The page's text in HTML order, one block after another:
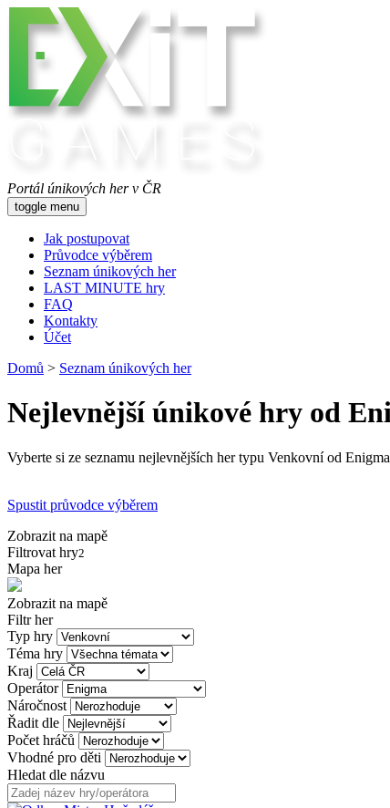
Portál únikových her v ČR
toggle menu
Jak postupovat
Průvodce výběrem
Seznam únikových her
LAST MINUTE hry
FAQ
Kontakty
Účet
Domů > Seznam únikových her
Nejlevnější únikové hry od
Vyberte si ze seznamu nejlevnějších her typu Venkovní od
Spustit průvodce výběrem
Zobrazit na mapě
Filtrovat hry2
Mapa her
Zobrazit na mapě
Filtr her
Typ hry
Téma hry
Kraj
Operátor
Náročnost
Řadit dle
Počet hráčů
Vhodné pro děti
Hledat dle názvu